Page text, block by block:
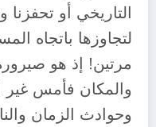
التاريخي أو تحفزنا
لتجاوزها باتجاه
مرتين! إذ هو
والمكان فأمس غير
وحوادث الزمان